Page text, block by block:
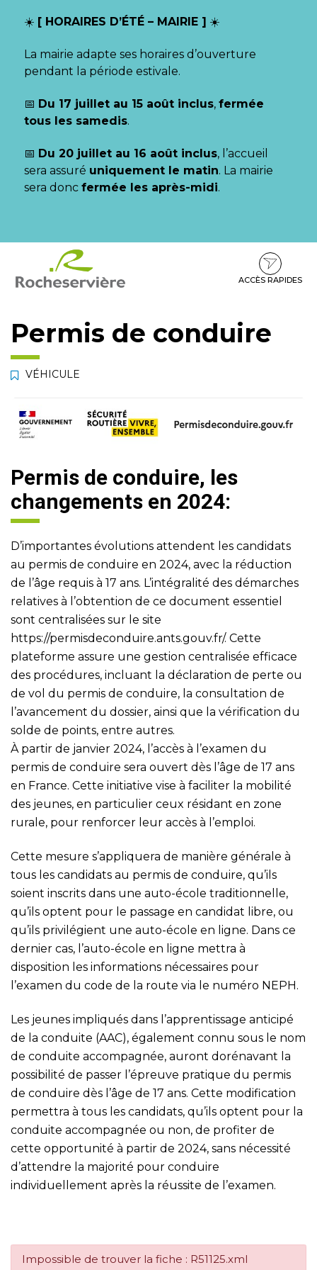
☀️ [ HORAIRES D’ÉTÉ – MAIRIE ] ☀️
La mairie adapte ses horaires d’ouverture
pendant la période estivale.
📅 Du 17 juillet au 15 août inclus, fermée
tous les samedis.
📅 Du 20 juillet au 16 août inclus, l’accueil
sera assuré uniquement le matin. La mairie
sera donc fermée les après-midi.
contenu
pied
ACCÈS RAPIDES
Permis de conduire
VÉHICULE
Permis de conduire, les
changements en 2024:
D’importantes évolutions attendent les candidats
au permis de conduire en 2024, avec la réduction
de l’âge requis à 17 ans. L’intégralité des démarches
relatives à l’obtention de ce document essentiel
sont centralisées sur le site
https://permisdeconduire.ants.gouv.fr/. Cette
plateforme assure une gestion centralisée efficace
des procédures, incluant la déclaration de perte ou
de vol du permis de conduire, la consultation de
l’avancement du dossier, ainsi que la vérification du
solde de points, entre autres.
À partir de janvier 2024, l’accès à l’examen du
permis de conduire sera ouvert dès l’âge de 17 ans
en France. Cette initiative vise à faciliter la mobilité
des jeunes, en particulier ceux résidant en zone
rurale, pour renforcer leur accès à l’emploi.
Cette mesure s’appliquera de manière générale à
tous les candidats au permis de conduire, qu’ils
soient inscrits dans une auto-école traditionnelle,
qu’ils optent pour le passage en candidat libre, ou
qu’ils privilégient une auto-école en ligne. Dans ce
dernier cas, l’auto-école en ligne mettra à
disposition les informations nécessaires pour
l’examen du code de la route via le numéro NEPH.
Les jeunes impliqués dans l’apprentissage anticipé
de la conduite (AAC), également connu sous le nom
de conduite accompagnée, auront dorénavant la
possibilité de passer l’épreuve pratique du permis
de conduire dès l’âge de 17 ans. Cette modification
permettra à tous les candidats, qu’ils optent pour la
conduite accompagnée ou non, de profiter de
cette opportunité à partir de 2024, sans nécessité
d’attendre la majorité pour conduire
individuellement après la réussite de l’examen.
Impossible de trouver la fiche : R51125.xml